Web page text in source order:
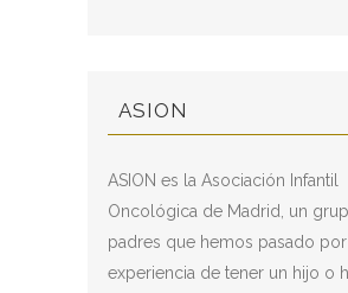
ASION
ASION es la Asociación Infantil
Oncológica de Madrid, un
padres que hemos pasado
experiencia de tener un hijo o